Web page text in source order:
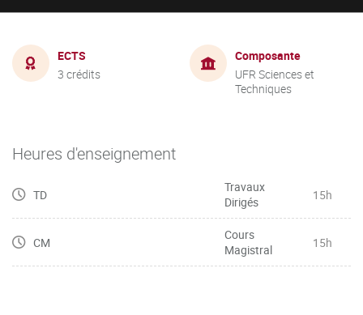
ECTS
3 crédits
Composante
UFR Sciences et
Techniques
Heures d'enseignement
TD
Travaux
Dirigés
15h
CM
Cours
Magistral
15h